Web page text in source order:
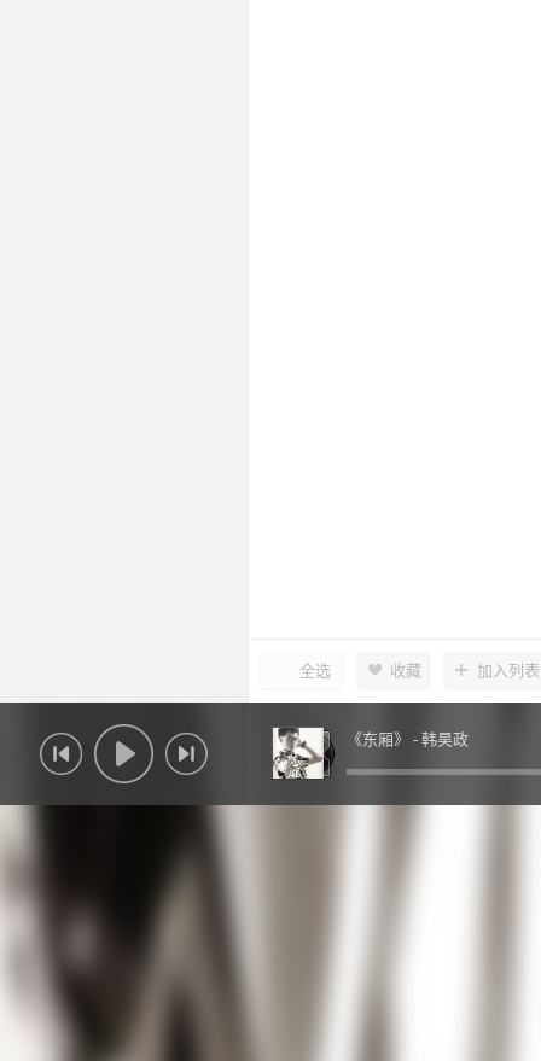
全选 收藏 加入列表
《东厢》 - 韩昊政